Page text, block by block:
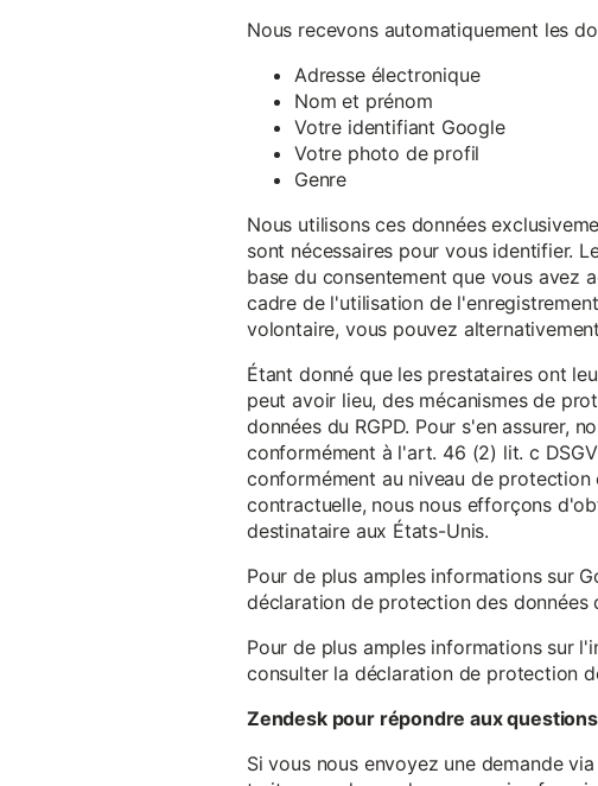
Nous recevons automatiquement les
Adresse électronique
Nom et prénom
Votre identifiant Google
Votre photo de profil
Genre
Nous utilisons ces données
sont nécessaires pour vous identifier.
base du consentement que vous avez
cadre de l'utilisation de
volontaire, vous pouvez
Étant donné que les prestataires ont
peut avoir lieu, des mécanismes de
données du RGPD. Pour s'en assurer,
conformément à l'art. 46 (2) lit. c
conformément au niveau de
contractuelle, nous nous efforçons
destinataire aux États-Unis.
Pour de plus amples informations sur
déclaration de protection des données
Pour de plus amples informations sur
consulter la déclaration de protection
Zendesk pour répondre aux
Si vous nous envoyez une demande